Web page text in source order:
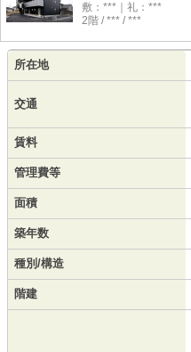
敷：***｜礼：***
2階 / *** / ***
所在地
交通
賃料
管理費等
面積
築年数
種別/構造
階建